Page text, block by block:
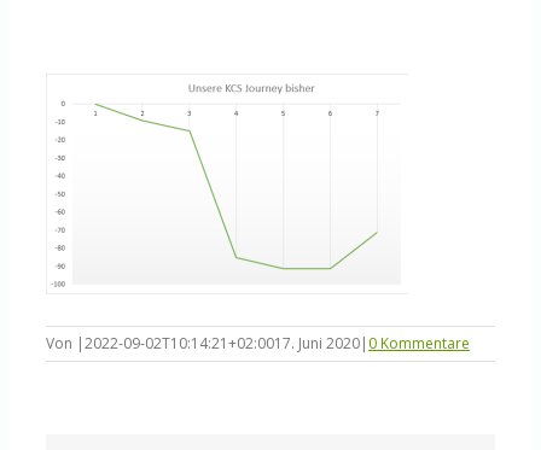
Intelligent Swarming
Von |2022-09-02T10:14:21+02:0017. Juni 2020| 0 Kommentare